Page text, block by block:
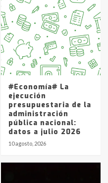
5: falleció un
Lauquen
los combustibles en
YPF hasta Axion
pesos
INTA
#Economía# La
ejecución
presupuestaria de la
administración
pública nacional:
datos a julio 2026
10 agosto, 2026